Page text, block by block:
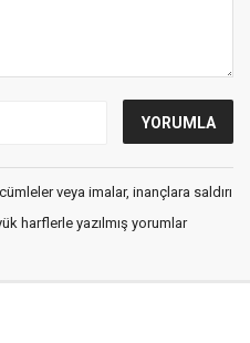
veya imalar, inançlara saldırı
harflerle yazılmış yorumlar